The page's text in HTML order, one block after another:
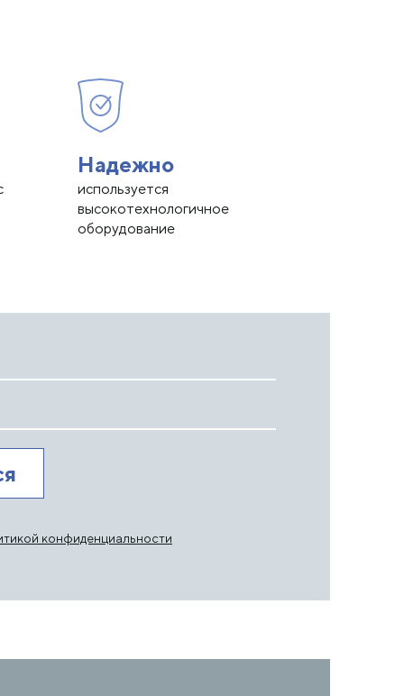
Надежно
используется
высокотехнологичное
оборудование
конфиденциальности